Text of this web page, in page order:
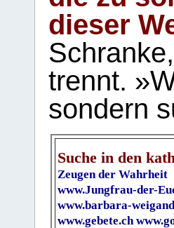
dieser
trennt.
sondern
Suche in den
Zeugen der Wahrheit
www.Jungfrau-der-
www.barbara-
www.gebete.ch